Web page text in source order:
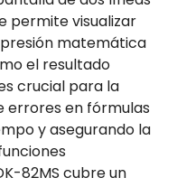
permite visualizar
matemática
el resultado
crucial para la
errores en fórmulas
y asegurando la
82MS cubre un